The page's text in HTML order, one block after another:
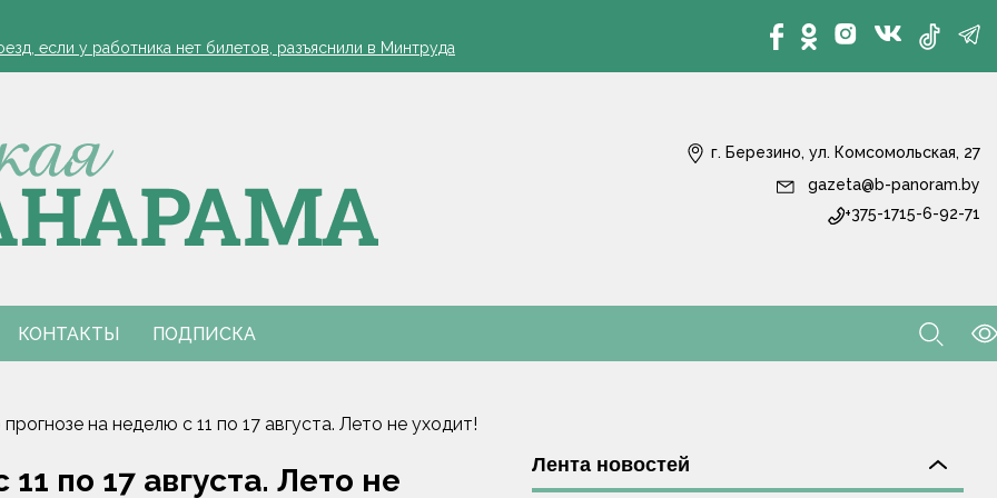
если у работника нет билетов, разъяснили в Минтруда
работников АПК
обязательна
Столинском районе
если у работника нет билетов, разъяснили в Минтруда
работников АПК
обязательна
Столинском районе
г. Березино, ул. Комсомольская, 27
gazeta@b-panoram.by
+375-1715-6-92-71
КОНТАКТЫ ПОДПИСКА
на неделю с 11 по 17 августа. Лето не уходит!
по 17 августа. Лето не
Лента новостей